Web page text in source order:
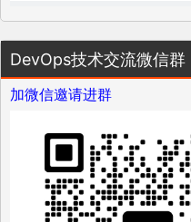
DevOps技术交流微信群
加微信邀请进群